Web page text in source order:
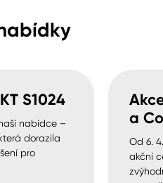
S1024
nabídce –
dorazila
pro
a
Od 6.
akční